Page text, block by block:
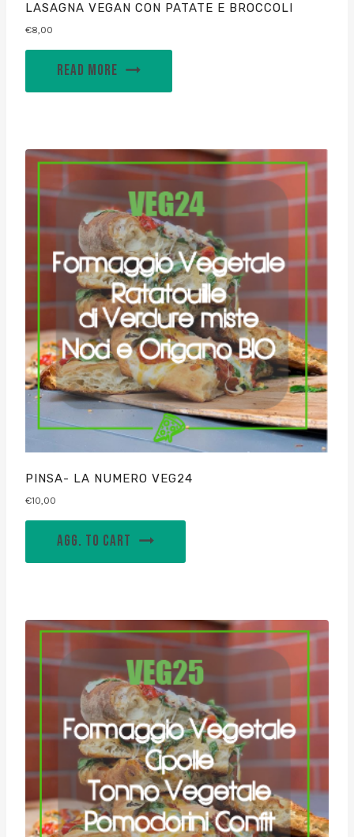
LASAGNA VEGAN CON PATATE E BROCCOLI
€8,00
READ MORE
PINSA- LA NUMERO VEG24
€10,00
AGG. TO CART